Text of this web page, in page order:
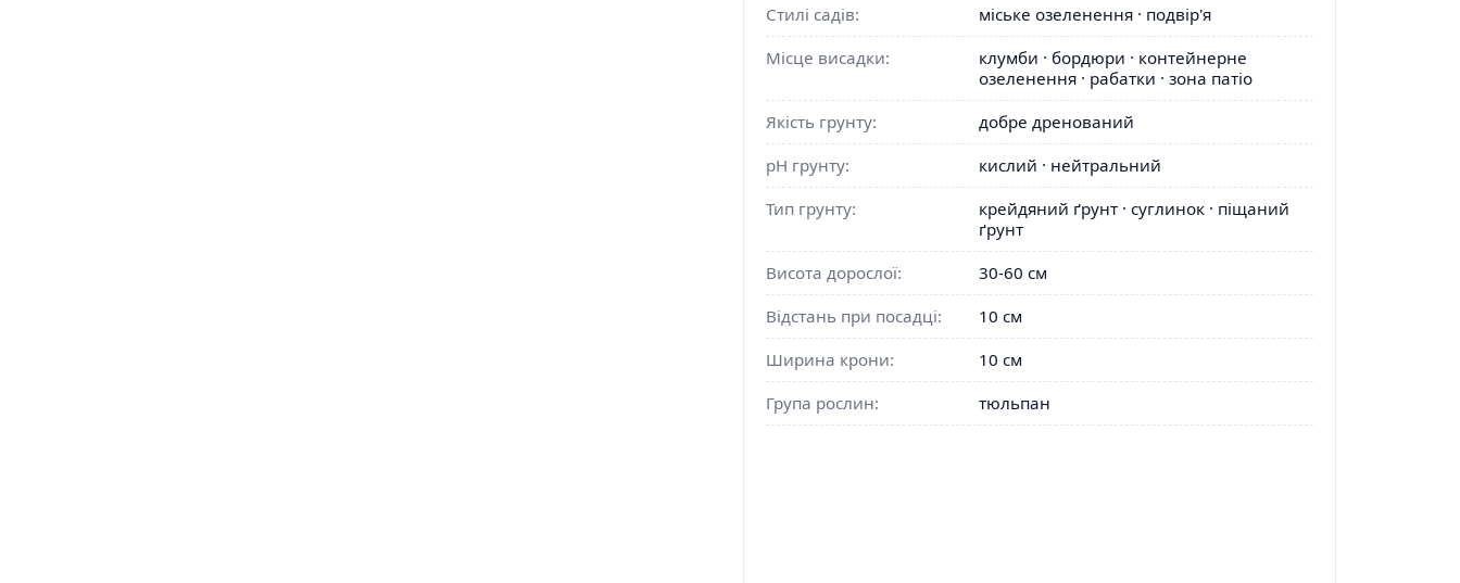
Стилі садів:
міське озеленення · подвір'я
Місце висадки:
клумби · бордюри · контейнерне
озеленення · рабатки · зона патіо
Якість грунту:
добре дренований
pH грунту:
кислий · нейтральний
Тип грунту:
крейдяний ґрунт · суглинок · піщаний
ґрунт
Висота дорослої:
30-60 см
Відстань при посадці:
10 см
Ширина крони:
10 см
Група рослин:
тюльпан